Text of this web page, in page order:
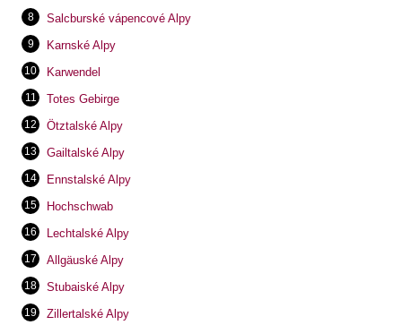
Salcburské vápencové Alpy
Karnské Alpy
Karwendel
Totes Gebirge
Ötztalské Alpy
Gailtalské Alpy
Ennstalské Alpy
Hochschwab
Lechtalské Alpy
Allgäuské Alpy
Stubaiské Alpy
Zillertalské Alpy